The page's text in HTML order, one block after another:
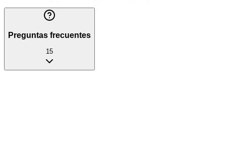
Preguntas frecuentes
15